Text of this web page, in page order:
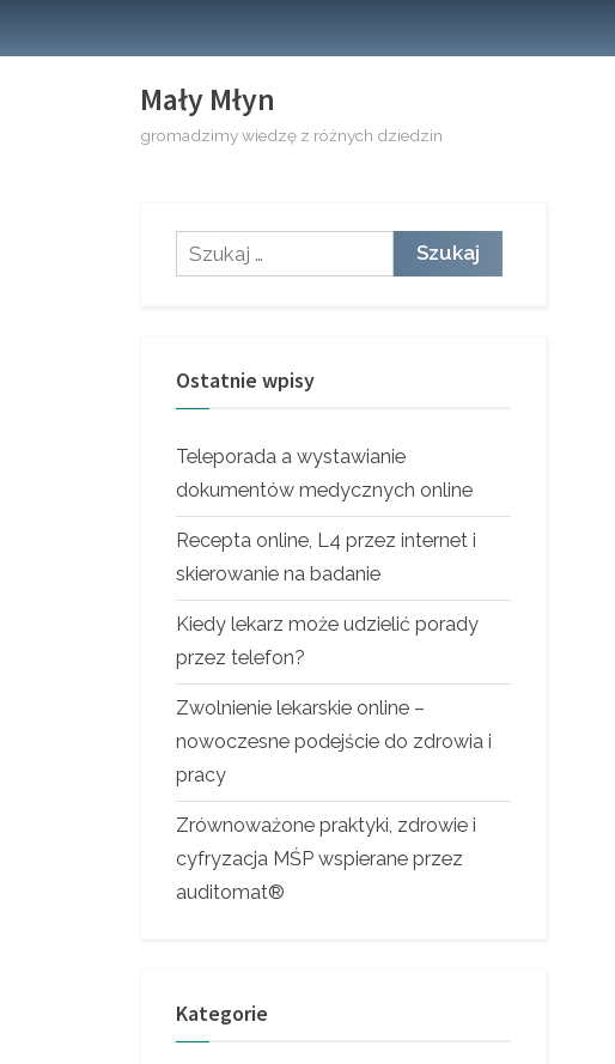
to
Mały Młyn
gromadzimy wiedzę z różnych dziedzin
Szukaj:
Ostatnie wpisy
Teleporada a wystawianie
dokumentów medycznych online
Recepta online, L4 przez internet i
skierowanie na badanie
Kiedy lekarz może udzielić porady
przez telefon?
Zwolnienie lekarskie online –
nowoczesne podejście do zdrowia i
pracy
Zrównoważone praktyki, zdrowie i
cyfryzacja MŚP wspierane przez
auditomat®
Kategorie